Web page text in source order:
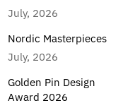
July, 2026
Nordic Masterpieces
July, 2026
Golden Pin Design
Award 2026